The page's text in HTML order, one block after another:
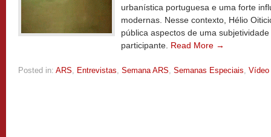
urbanística portuguesa e uma forte
modernas. Nesse contexto, Hélio
pública aspectos de uma
participante. Read More →
Posted in: ARS, Entrevistas, Semana ARS, Semanas Especiais, Vídeo